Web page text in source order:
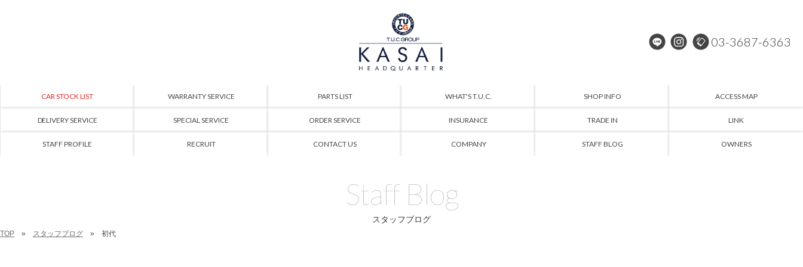
03-3687-6363
CAR STOCK LIST WARRANTY SERVICE PARTS LIST WHAT'S T.U.C. SHOP INFO ACCESS MAP
DELIVERY SERVICE SPECIAL SERVICE ORDER SERVICE INSURANCE TRADE IN LINK
STAFF PROFILE RECRUIT CONTACT US COMPANY STAFF BLOG OWNERS
Staff Blog
スタッフブログ
TOP スタッフブログ 初代